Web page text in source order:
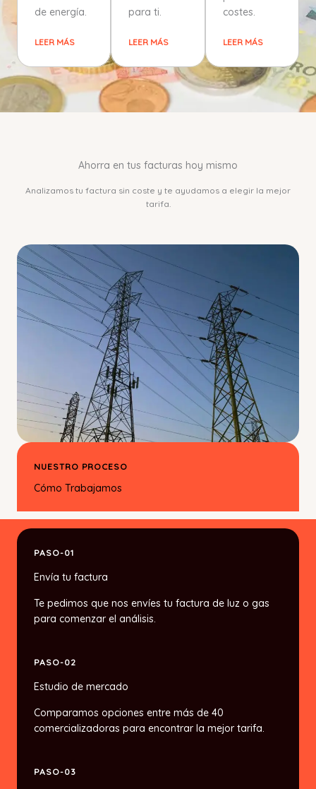
de energía.
LEER MÁS
para ti.
LEER MÁS
costes.
LEER MÁS
Ahorra en tus facturas hoy mismo
Analizamos tu factura sin coste y te ayudamos a elegir la mejor
tarifa.
NUESTRO PROCESO
Cómo Trabajamos
PASO-01
Envía tu factura
Te pedimos que nos envíes tu factura de luz o gas
para comenzar el análisis.
PASO-02
Estudio de mercado
Comparamos opciones entre más de 40
comercializadoras para encontrar la mejor tarifa.
PASO-03